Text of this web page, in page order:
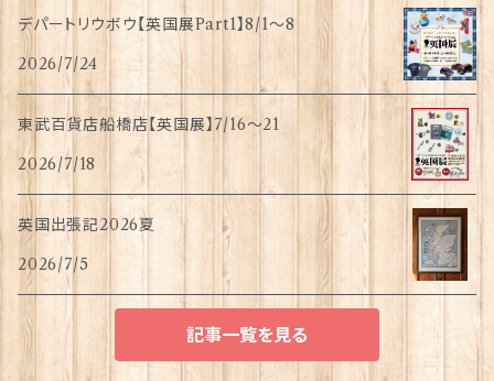
デパートリウボウ【英国展Part1】8/1〜8
2026/7/24
東武百貨店船橋店【英国展】7/16～21
2026/7/18
英国出張記2026夏
2026/7/5
記事一覧を見る